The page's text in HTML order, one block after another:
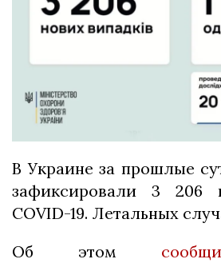
В Украине за прошлые
зафиксировали 3 206
COVID-19. Летальных
Об этом